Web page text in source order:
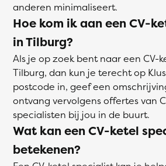
anderen minimaliseert.
Hoe kom ik aan een CV-
in Tilburg?
Als je op zoek bent naar een CV-
Tilburg, dan kun je terecht op
postcode in, geef een
ontvang vervolgens offertes van
specialisten bij jou in de buurt.
Wat kan een CV-ketel
betekenen?